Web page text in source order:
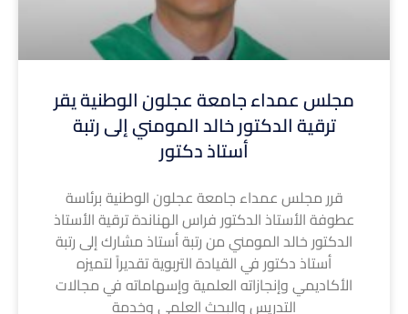
مجلس عمداء جامعة عجلون الوطنية يقر
ترقية الدكتور خالد المومني إلى رتبة
أستاذ دكتور
قرر مجلس عمداء جامعة عجلون الوطنية برئاسة
عطوفة الأستاذ الدكتور فراس الهناندة ترقية الأستاذ
الدكتور خالد المومني من رتبة أستاذ مشارك إلى رتبة
أستاذ دكتور في القيادة التربوية تقديراً لتميزه
الأكاديمي وإنجازاته العلمية وإسهاماته في مجالات
التدريس والبحث العلمي وخدمة